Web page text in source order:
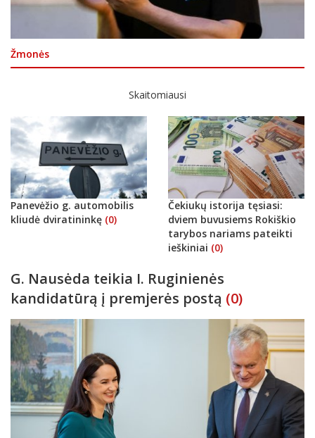
Žmonės
Skaitomiausi
Panevėžio g. automobilis
kliudė dviratininkę (0)
Čekiukų istorija tęsiasi:
dviem buvusiems Rokiškio
tarybos nariams pateikti
ieškiniai (0)
G. Nausėda teikia I. Ruginienės
kandidatūrą į premjerės postą (0)